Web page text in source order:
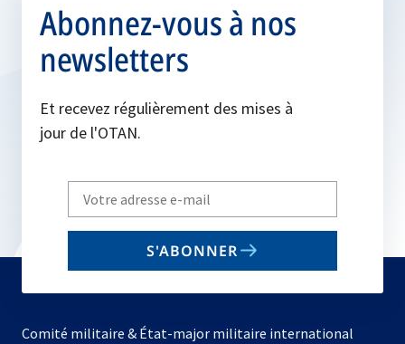
Abonnez-vous à nos
newsletters
Et recevez régulièrement des mises à
jour de l'OTAN.
Write
your
email
S'ABONNER
Comité militaire & État-major militaire international